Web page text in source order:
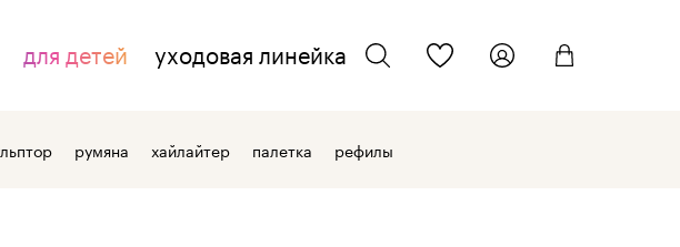
для детей уходовая линейка
румяна хайлайтер палетка рефилы